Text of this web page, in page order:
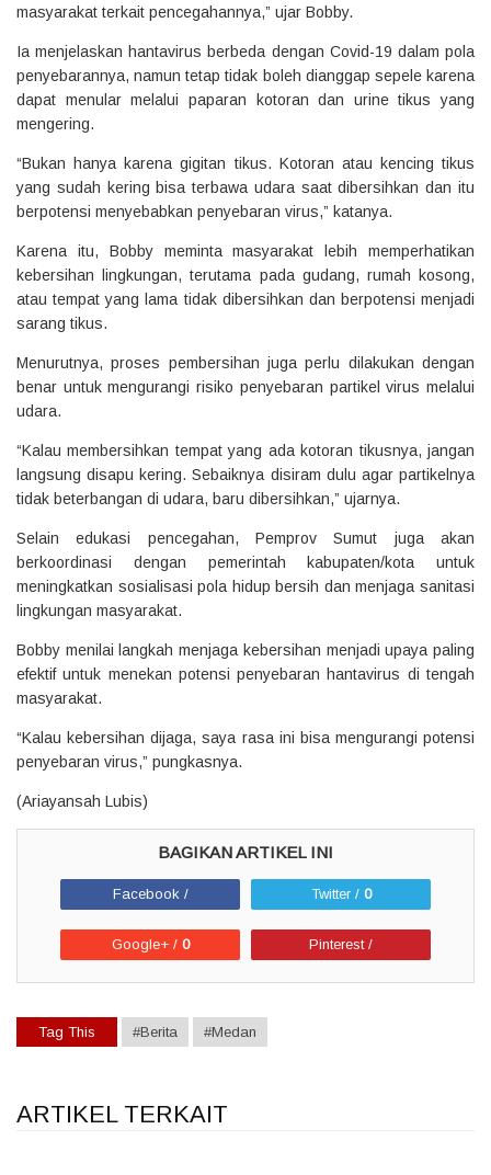
masyarakat terkait pencegahannya,” ujar Bobby.
Ia menjelaskan hantavirus berbeda dengan Covid-19 dalam pola
penyebarannya, namun tetap tidak boleh dianggap sepele karena
dapat menular melalui paparan kotoran dan urine tikus yang
mengering.
“Bukan hanya karena gigitan tikus. Kotoran atau kencing tikus
yang sudah kering bisa terbawa udara saat dibersihkan dan itu
berpotensi menyebabkan penyebaran virus,” katanya.
Karena itu, Bobby meminta masyarakat lebih memperhatikan
kebersihan lingkungan, terutama pada gudang, rumah kosong,
atau tempat yang lama tidak dibersihkan dan berpotensi menjadi
sarang tikus.
Menurutnya, proses pembersihan juga perlu dilakukan dengan
benar untuk mengurangi risiko penyebaran partikel virus melalui
udara.
“Kalau membersihkan tempat yang ada kotoran tikusnya, jangan
langsung disapu kering. Sebaiknya disiram dulu agar partikelnya
tidak beterbangan di udara, baru dibersihkan,” ujarnya.
Selain edukasi pencegahan, Pemprov Sumut juga akan
berkoordinasi dengan pemerintah kabupaten/kota untuk
meningkatkan sosialisasi pola hidup bersih dan menjaga sanitasi
lingkungan masyarakat.
Bobby menilai langkah menjaga kebersihan menjadi upaya paling
efektif untuk menekan potensi penyebaran hantavirus di tengah
masyarakat.
“Kalau kebersihan dijaga, saya rasa ini bisa mengurangi potensi
penyebaran virus,” pungkasnya.
(Ariayansah Lubis)
Facebook / Twitter / 0
Google+ / 0 Pinterest /
Tag This #Berita #Medan
ARTIKEL TERKAIT